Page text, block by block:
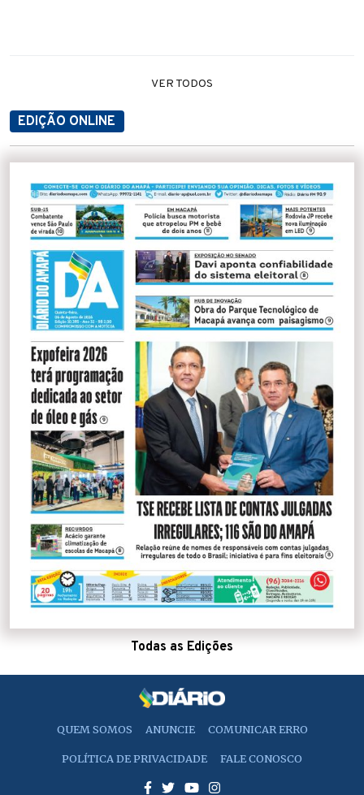
VER TODOS
EDIÇÃO ONLINE
Todas as Edições
QUEM SOMOS ANUNCIE COMUNICAR ERRO
POLÍTICA DE PRIVACIDADE FALE CONOSCO